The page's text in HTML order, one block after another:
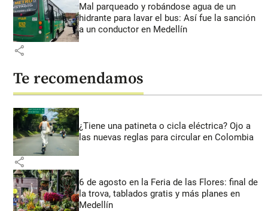
Mal parqueado y robándose agua de un
hidrante para lavar el bus: Así fue la sanción
a un conductor en Medellín
share
Te recomendamos
¿Tiene una patineta o cicla eléctrica? Ojo a
las nuevas reglas para circular en Colombia
share
6 de agosto en la Feria de las Flores: final de
la trova, tablados gratis y más planes en
Medellín